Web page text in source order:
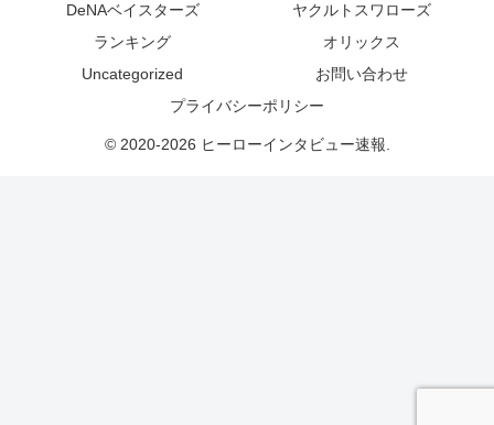
DeNAベイスターズ
ヤクルトスワローズ
ランキング
オリックス
Uncategorized
お問い合わせ
プライバシーポリシー
© 2020-2026 ヒーローインタビュー速報.